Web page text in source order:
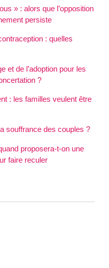
» : alors que l’opposition
persiste
: quelles
et de l’adoption pour les
?
: les familles veulent être
souffrance des couples ?
proposera-t-on une
faire reculer